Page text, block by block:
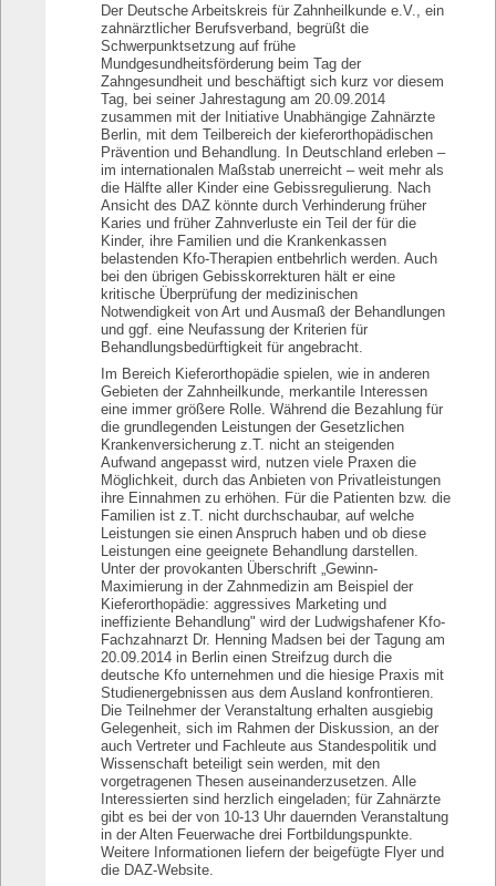
Der Deutsche Arbeitskreis für Zahnheilkunde e.V., ein
zahnärztlicher Berufsverband, begrüßt die
Schwerpunktsetzung auf frühe
Mundgesundheitsförderung beim Tag der
Zahngesundheit und beschäftigt sich kurz vor diesem
Tag, bei seiner Jahrestagung am 20.09.2014
zusammen mit der Initiative Unabhängige Zahnärzte
Berlin, mit dem Teilbereich der kieferorthopädischen
Prävention und Behandlung. In Deutschland erleben –
im internationalen Maßstab unerreicht – weit mehr als
die Hälfte aller Kinder eine Gebissregulierung. Nach
Ansicht des DAZ könnte durch Verhinderung früher
Karies und früher Zahnverluste ein Teil der für die
Kinder, ihre Familien und die Krankenkassen
belastenden Kfo-Therapien entbehrlich werden. Auch
bei den übrigen Gebisskorrekturen hält er eine
kritische Überprüfung der medizinischen
Notwendigkeit von Art und Ausmaß der Behandlungen
und ggf. eine Neufassung der Kriterien für
Behandlungsbedürftigkeit für angebracht.
Im Bereich Kieferorthopädie spielen, wie in anderen
Gebieten der Zahnheilkunde, merkantile Interessen
eine immer größere Rolle. Während die Bezahlung für
die grundlegenden Leistungen der Gesetzlichen
Krankenversicherung z.T. nicht an steigenden
Aufwand angepasst wird, nutzen viele Praxen die
Möglichkeit, durch das Anbieten von Privatleistungen
ihre Einnahmen zu erhöhen. Für die Patienten bzw. die
Familien ist z.T. nicht durchschaubar, auf welche
Leistungen sie einen Anspruch haben und ob diese
Leistungen eine geeignete Behandlung darstellen.
Unter der provokanten Überschrift „Gewinn-
Maximierung in der Zahnmedizin am Beispiel der
Kiefer­orthopädie: aggressives Marketing und
ineffiziente Behandlung" wird der Ludwigshafener Kfo-
Fachzahnarzt Dr. Henning Madsen bei der Tagung am
20.09.2014 in Berlin einen Streifzug durch die
deutsche Kfo unternehmen und die hiesige Praxis mit
Studienergebnissen aus dem Ausland konfrontieren.
Die Teilnehmer der Veranstaltung erhalten ausgiebig
Gelegenheit, sich im Rahmen der Diskussion, an der
auch Vertreter und Fachleute aus Standespolitik und
Wissenschaft beteiligt sein werden, mit den
vorgetragenen Thesen auseinanderzusetzen. Alle
Interessierten sind herzlich eingeladen; für Zahnärzte
gibt es bei der von 10-13 Uhr dauernden Veranstaltung
in der Alten Feuerwache drei Fortbildungspunkte.
Weitere Informationen liefern der beigefügte Flyer und
die DAZ-Website.